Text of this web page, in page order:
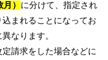
） に分けて、指定され
まれることになってお
なります。
請求をした場合などに